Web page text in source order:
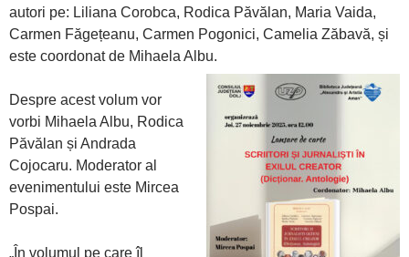
autori pe: Liliana Corobca, Rodica Păvălan, Maria Vaida,
Carmen Făgețeanu, Carmen Pogonici, Camelia Zăbavă, și
este coordonat de Mihaela Albu.
Despre acest volum vor
vorbi Mihaela Albu, Rodica
Păvălan și Andrada
Cojocaru. Moderator al
evenimentului este Mircea
Pospai.
„În volumul pe care îl